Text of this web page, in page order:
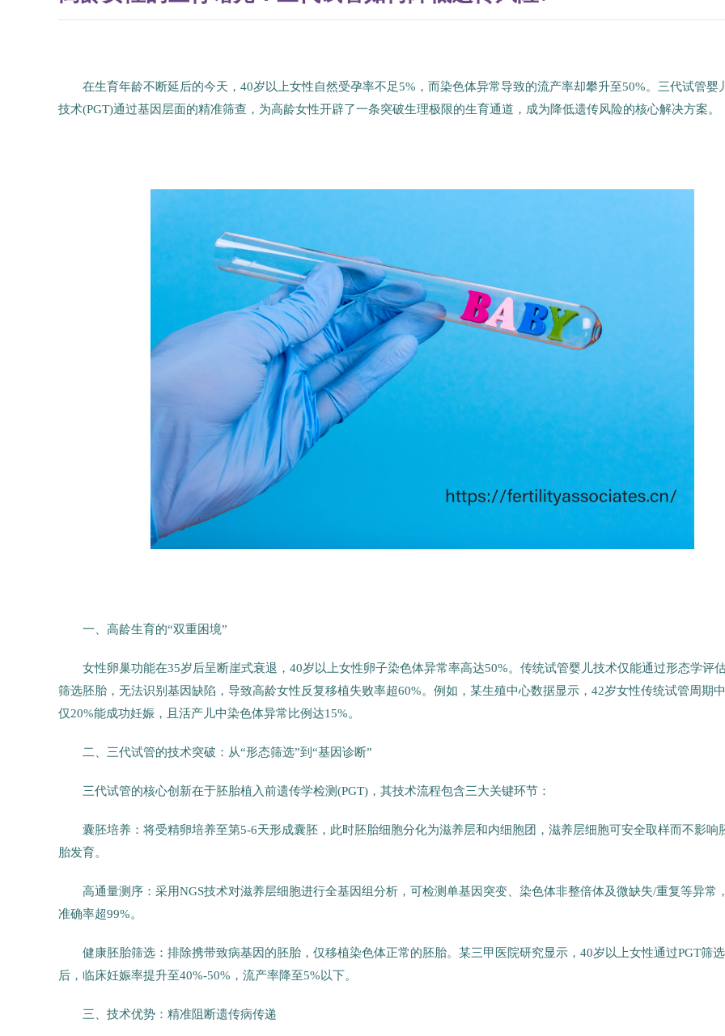
在生育年龄不断延后的今天，40岁以上女性自然受孕率不足5%，而染色体异常导致的流产率却攀升至50%。三代试管婴
技术(PGT)通过基因层面的精准筛查，为高龄女性开辟了一条突破生理极限的生育通道，成为降低遗传风险的核心解决方案。
一、高龄生育的“双重困境”
女性卵巢功能在35岁后呈断崖式衰退，40岁以上女性卵子染色体异常率高达50%。传统试管婴儿技术仅能通过形态学评
筛选胚胎，无法识别基因缺陷，导致高龄女性反复移植失败率超60%。例如，某生殖中心数据显示，42岁女性传统试管周期中
仅20%能成功妊娠，且活产儿中染色体异常比例达15%。
二、三代试管的技术突破：从“形态筛选”到“基因诊断”
三代试管的核心创新在于胚胎植入前遗传学检测(PGT)，其技术流程包含三大关键环节：
囊胚培养：将受精卵培养至第5-6天形成囊胚，此时胚胎细胞分化为滋养层和内细胞团，滋养层细胞可安全取样而不影响
胎发育。
高通量测序：采用NGS技术对滋养层细胞进行全基因组分析，可检测单基因突变、染色体非整倍体及微缺失/重复等异常，
准确率超99%。
健康胚胎筛选：排除携带致病基因的胚胎，仅移植染色体正常的胚胎。某三甲医院研究显示，40岁以上女性通过PGT筛选
后，临床妊娠率提升至40%-50%，流产率降至5%以下。
三、技术优势：精准阻断遗传病传递